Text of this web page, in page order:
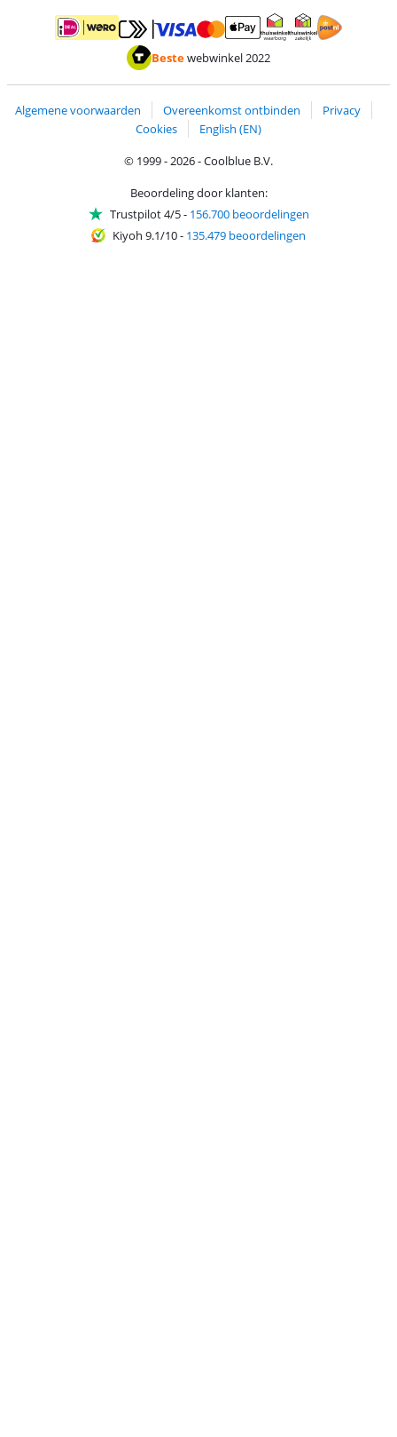
Betalen met iDEAL | WeroBetalen met MasterCard en Visa via ClickToPay
Betalen met ApplePay
Thuiswinkel waarborg
Bestewebwinkel 2022
Algemene voorwaarden Overeenkomst ontbinden
Privacy
Cookies
English (EN)
© 1999 - 2026 - Coolblue B.V.
Beoordeling door klanten:
Trustpilot 4/5- 156.700 beoordelingen
Kiyoh 9.1/10- 135.479 beoordelingen